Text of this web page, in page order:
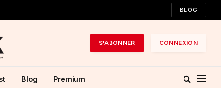
BLOG
S'ABONNER CONNEXION
Blog Premium